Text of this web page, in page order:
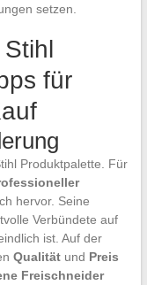
setzen.
für
Produktpalette. Für
hervor. Seine
Verbündete auf
ist. Auf der
Qualitätund Preis
Freischneider